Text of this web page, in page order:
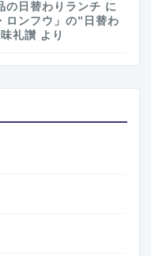
の日替わりランチ に
ロンフウ」の”日替わ
礼讃 より